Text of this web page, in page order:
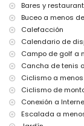
Instalaciones y
villa
Internet (WiFi)
Plancha y tabla
Ropa de cama y
Servicio de
Calefacción
Instalaciones y
Cama extra y
Bares y
Buceo a menos
Calefacción
Calendario de
Campo de golf a
Cancha de tenis
Ciclismo a
Ciclismo de
Conexión a
Escalada a